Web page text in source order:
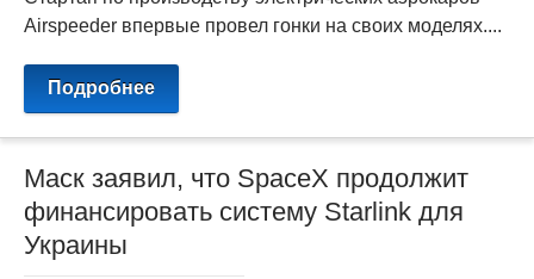
Airspeeder впервые провел гонки на своих моделях....
Подробнее
Маск заявил, что SpaceX продолжит
финансировать систему Starlink для
Украины